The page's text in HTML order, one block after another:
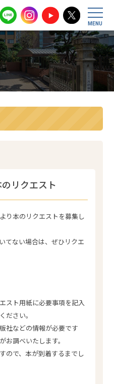
尚絅大学・尚
のリクエスト
り本のリクエストを募集し
てない場合は、ぜひリクエ
スト用紙に必要事項を記入
ださい。
社などの情報が必要です
お調べいたします。
ので、本が到着するまでし